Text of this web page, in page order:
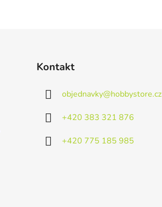
Kontakt
objednavky@hobbystore.cz
+420 383 321 876
+420 775 185 985